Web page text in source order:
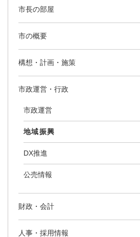
市長の部屋
市の概要
構想・計画・施策
市政運営・行政
市政運営
地域振興
DX推進
公売情報
財政・会計
人事・採用情報